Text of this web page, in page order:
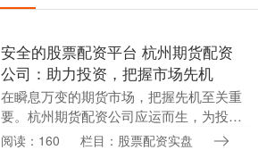
安全的股票配资平台 杭州期货配资
公司：助力投资，把握市场先机
在瞬息万变的期货市场，把握先机至关重
要。杭州期货配资公司应运而生，为投资
者提供资金杠杆安全的股票配资平台，助
阅读：160 栏目：股票配资实盘